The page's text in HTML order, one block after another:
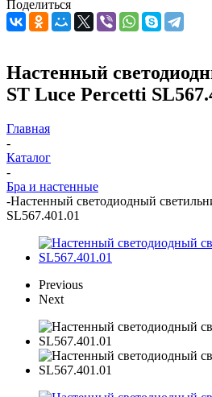
Поделиться
Настенный
ST Luce Percetti
Главная
-
Каталог
-
Бра и настенные
-Настенный светодиодный
SL567.401.01
Previous
Next